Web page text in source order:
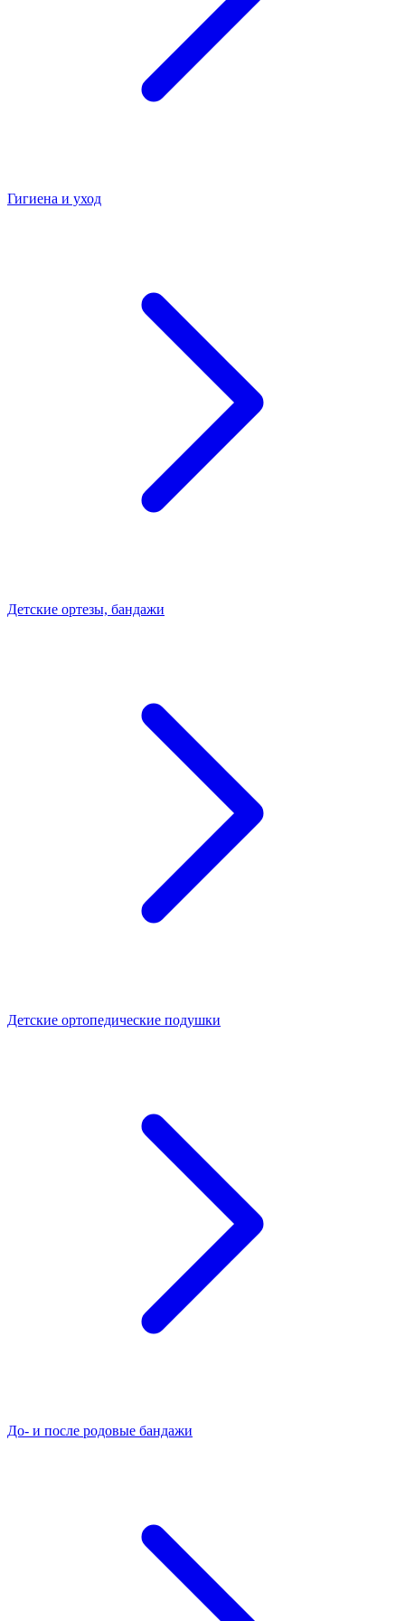
Гигиена и уход
Детские ортезы, бандажи
Детские ортопедические подушки
До- и после родовые бандажи